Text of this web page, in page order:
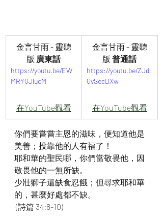
金言甘雨 - 靈聽
版 廣東話
https://youtu.be/EW
MRYQJlucM
在YouTube觀看
金言甘雨 - 靈聽
版 普通話
https://youtu.be/ZJd
QvSecDXw
在YouTube觀看
你們要嘗嘗主恩的滋味，便知道他是
美善；投靠他的人有福了！
耶和華的聖民哪，你們當敬畏他，因
敬畏他的一無所缺。
少壯獅子還缺食忍餓；但尋求耶和華
的，甚麼好處都不缺。
(詩篇 34:8-10)